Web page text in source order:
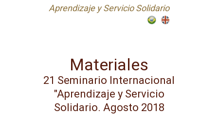
Aprendizaje y Servicio Solidario
Materiales
21 Seminario Internacional
"Aprendizaje y Servicio
Solidario. Agosto 2018